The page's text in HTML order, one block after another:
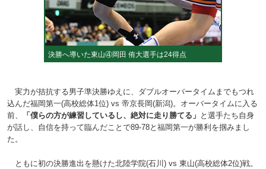
決勝へ導いた東山④岡田 侑大選手は24得点
実力が拮抗する男子準決勝ゆえに、ダブルオーバータイムまでもつれ
込んだ福岡第一(高校総体1位) vs 帝京長岡(新潟)。オーバータイムに入る
前、
「僕らの方が練習しているし、絶対に走り勝てる」 と選手たち自身
が話し、自信を持って臨んだことで89-78と福岡第一が勝利を掴みまし
た。
ともに初の決勝進出を懸けた北陸学院(石川) vs 東山(高校総体2位)戦。